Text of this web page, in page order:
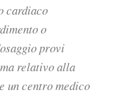
cardiaco
o
provi
relativo alla
un centro medico